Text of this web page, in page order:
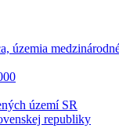
územia
území SR
republiky